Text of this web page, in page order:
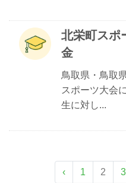
北栄町スポ
金
鳥取県・鳥取
スポーツ大会
生に対し...
‹ 1 2 3